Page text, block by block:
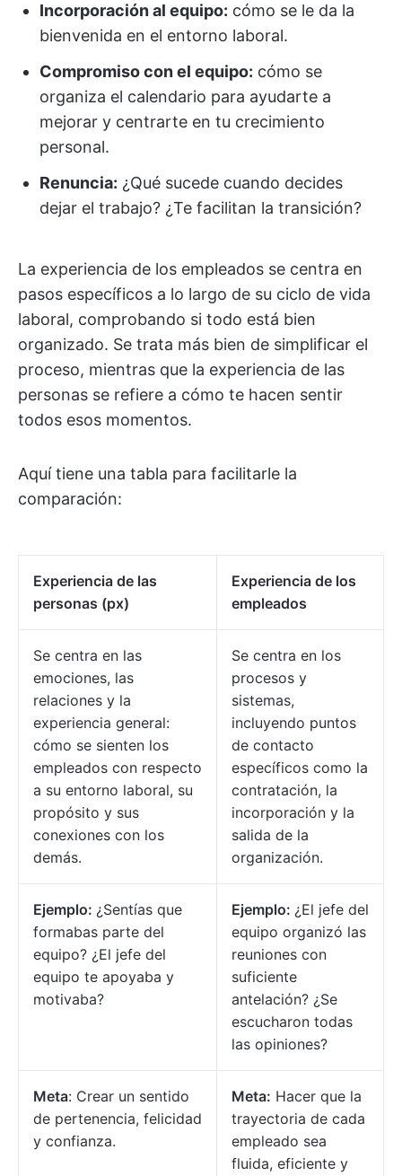
Incorporación al equipo: cómo se le da la
bienvenida en el entorno laboral.
Compromiso con el equipo: cómo se
organiza el calendario para ayudarte a
mejorar y centrarte en tu crecimiento
personal.
Renuncia: ¿Qué sucede cuando decides
dejar el trabajo? ¿Te facilitan la transición?
La experiencia de los empleados se centra en
pasos específicos a lo largo de su ciclo de vida
laboral, comprobando si todo está bien
organizado. Se trata más bien de simplificar el
proceso, mientras que la experiencia de las
personas se refiere a cómo te hacen sentir
todos esos momentos.
Aquí tiene una tabla para facilitarle la
comparación:
Experiencia de las
personas (px)
Experiencia de los
empleados
Se centra en las
emociones, las
relaciones y la
experiencia general:
cómo se sienten los
empleados con respecto
a su entorno laboral, su
propósito y sus
conexiones con los
demás.
Se centra en los
procesos y
sistemas,
incluyendo puntos
de contacto
específicos como la
contratación, la
incorporación y la
salida de la
organización.
Ejemplo: ¿Sentías que
formabas parte del
equipo? ¿El jefe del
equipo te apoyaba y
motivaba?
Ejemplo: ¿El jefe del
equipo organizó las
reuniones con
suficiente
antelación? ¿Se
escucharon todas
las opiniones?
Meta: Crear un sentido
de pertenencia, felicidad
y confianza.
Meta: Hacer que la
trayectoria de cada
empleado sea
fluida, eficiente y